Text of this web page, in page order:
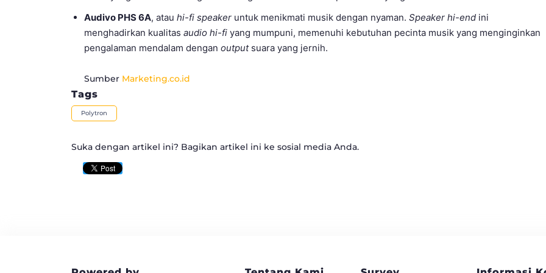
Audivo PHS 6A, atau hi-fi speaker untuk menikmati musik dengan nyaman. Speaker hi-end ini
menghadirkan kualitas audio hi-fi yang mumpuni, memenuhi kebutuhan pecinta musik yang menginginkan
pengalaman mendalam dengan outputsuara yang jernih.
Sumber Marketing.co.id
Tags
Polytron
Suka dengan artikel ini? Bagikan artikel ini ke sosial media Anda.